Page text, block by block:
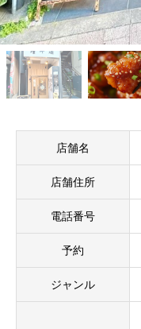
店舗名
店舗住所
電話番号
予約
ジャンル